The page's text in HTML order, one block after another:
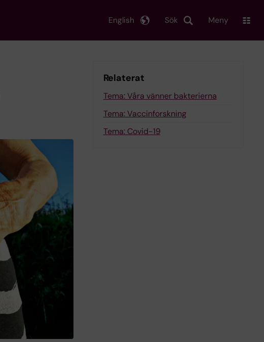
Sök
English Meny
Relaterat
Tema: Våra vänner bakterierna
Tema: Vaccinforskning
Tema: Covid-19